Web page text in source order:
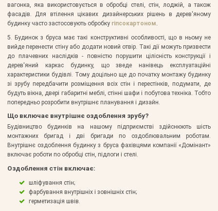
вагонка, яка використовується в обробці стелі, стін, лоджій, а також
фасадів. Для втілення цікавих дизайнерських рішень в дерев'яному
будинку часто застосовують обробку гіпсокартоном.
5. Будинок з бруса має такі конструктивні особливості, що в ньому не
вийде перенести стіну або додати новий отвір. Такі дії можуть призвести
до плачевних наслідків - повністю порушити цілісність конструкції і
дерев'яний каркас будинку, що зведе нанівець експлуатаційні
характеристики будівлі. Тому доцільно ще до початку монтажу будинку
зі зрубу передбачити розміщення всіх стін і перестінків, подумати, де
будуть вікна, двері габаритні меблі, стінні шафи і побутова техніка. Тобто
попередньо розробити внутрішнє планування і дизайн.
Що включає внутрішнє оздоблення зрубу?
Будівництво будинків на нашому підприємстві здійснюють шість
монтажних бригад і дві бригади по оздоблювальним роботам.
Внутрішнє оздоблення будинку з бруса фахівцями компанії «Домінант»
включає роботи по обробці стін, підлоги і стелі.
Оздоблення стін включає:
шліфування стін;
фарбування внутрішніх і зовнішніх стін;
герметизація швів.